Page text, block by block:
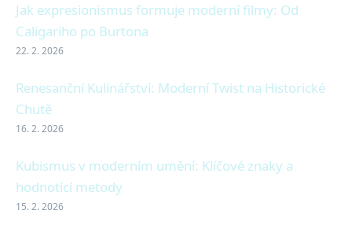
Jak expresionismus formuje moderní filmy: Od
Caligariho po Burtona
22. 2. 2026
Renesanční Kulinářství: Moderní Twist na Historické
Chutě
16. 2. 2026
Kubismus v moderním umění: Klíčové znaky a
hodnotící metody
15. 2. 2026